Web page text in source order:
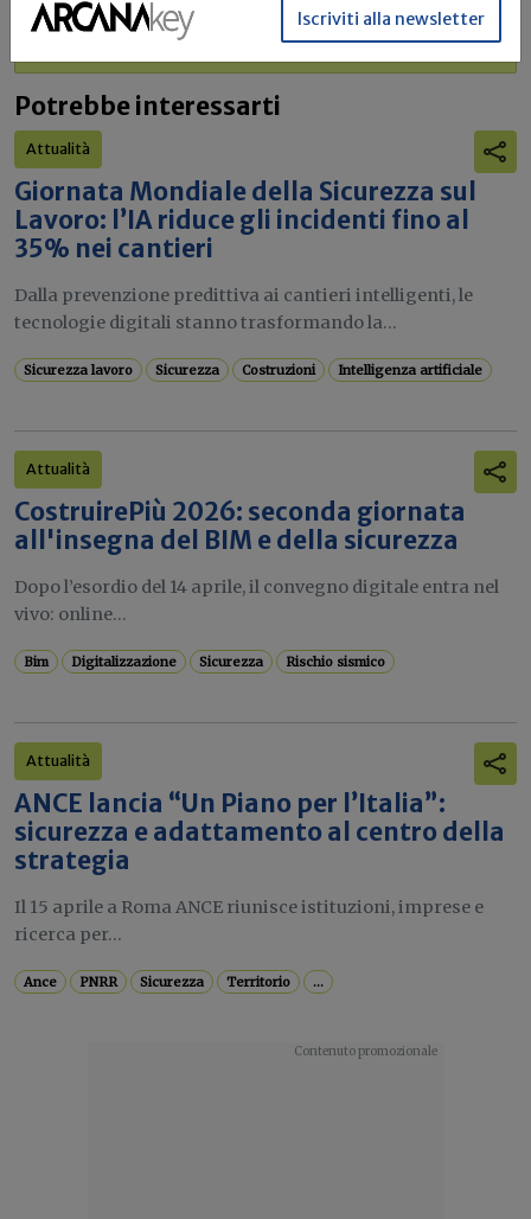
Il governo ha allo studio l'introduzione di un nuovo
bonus elettrodomestici, che...Leggi
Potrebbe interessarti
Attualità
Giornata Mondiale della Sicurezza sul
Lavoro: l’IA riduce gli incidenti fino al
35% nei cantieri
Dalla prevenzione predittiva ai cantieri intelligenti, le
tecnologie digitali stanno trasformando la...
Sicurezza lavoro Sicurezza Costruzioni Intelligenza artificiale
Attualità
CostruirePiù 2026: seconda giornata
all'insegna del BIM e della sicurezza
Dopo l’esordio del 14 aprile, il convegno digitale entra nel
vivo: online...
Bim Digitalizzazione Sicurezza Rischio sismico
Attualità
ANCE lancia “Un Piano per l’Italia”:
sicurezza e adattamento al centro della
strategia
Il 15 aprile a Roma ANCE riunisce istituzioni, imprese e
ricerca per...
Ance PNRR Sicurezza Territorio ...
Iscriviti alla newsletter